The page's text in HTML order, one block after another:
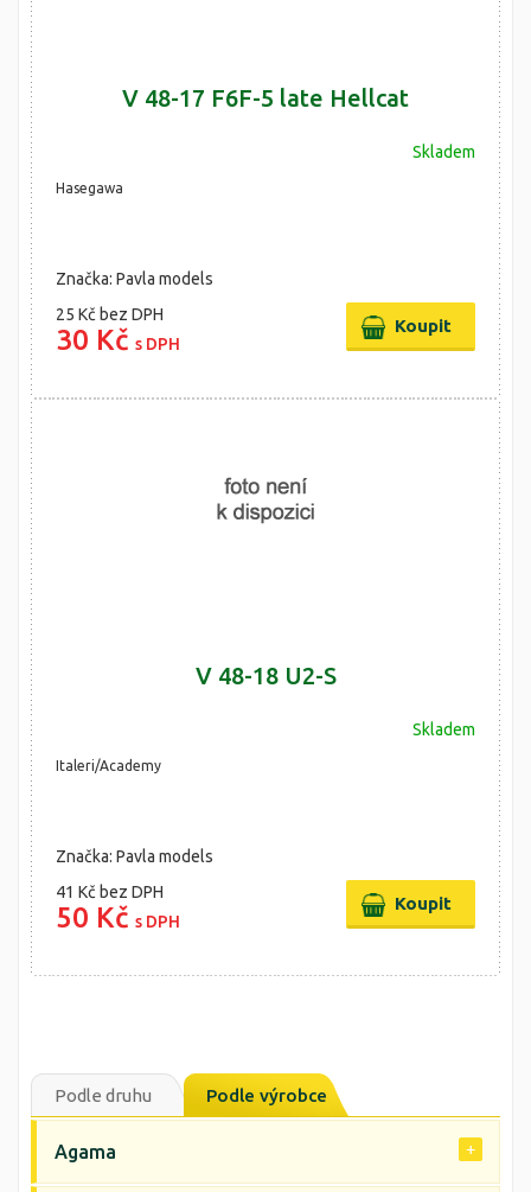
V 48-17 F6F-5 late Hellcat
Skladem
Hasegawa
Značka: Pavla models
25 Kč bez DPH
30 Kč s DPH
V 48-18 U2-S
Skladem
Italeri/Academy
Značka: Pavla models
41 Kč bez DPH
50 Kč s DPH
Podle druhu Podle výrobce
Agama